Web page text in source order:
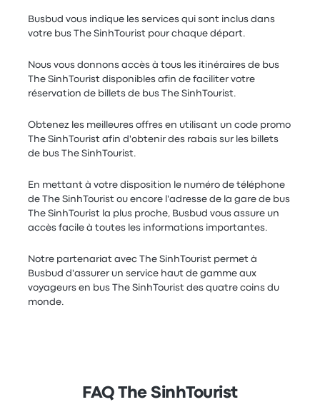
Busbud vous indique les services qui sont inclus dans
votre bus The SinhTourist pour chaque départ.
Nous vous donnons accès à tous les itinéraires de bus
The SinhTourist disponibles afin de faciliter votre
réservation de billets de bus The SinhTourist.
Obtenez les meilleures offres en utilisant un code promo
The SinhTourist afin d'obtenir des rabais sur les billets
de bus The SinhTourist.
En mettant à votre disposition le numéro de téléphone
de The SinhTourist ou encore l'adresse de la gare de bus
The SinhTourist la plus proche, Busbud vous assure un
accès facile à toutes les informations importantes.
Notre partenariat avec The SinhTourist permet à
Busbud d'assurer un service haut de gamme aux
voyageurs en bus The SinhTourist des quatre coins du
monde.
FAQ The SinhTourist